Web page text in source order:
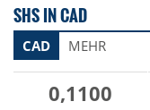
SHS IN CAD
CAD MEHR
0,1100